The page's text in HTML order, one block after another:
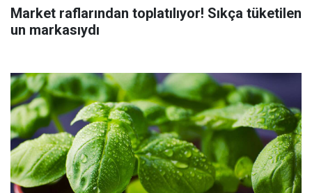
Market raflarından toplatılıyor! Sıkça tüketilen
un markasıydı